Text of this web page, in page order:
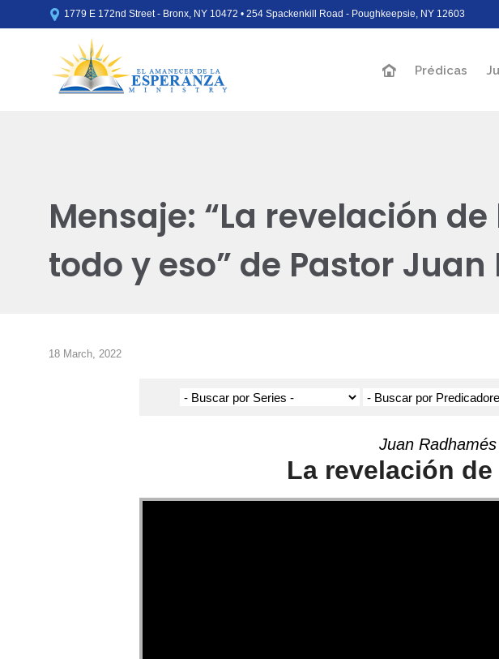
 1779 E 172nd Street - Bronx, NY 10472 • 254 Spackenkill Road - Poughkeepsie, NY 12603
Prédicas
Mensaje: “La revelación
todo y eso” de Pastor
18 March, 2022
Juan
La revelación